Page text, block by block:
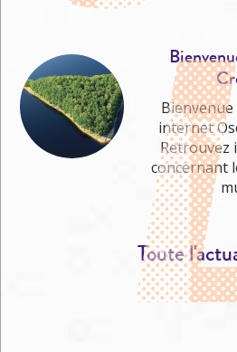
internet
Retrouvez
concernant
Toute